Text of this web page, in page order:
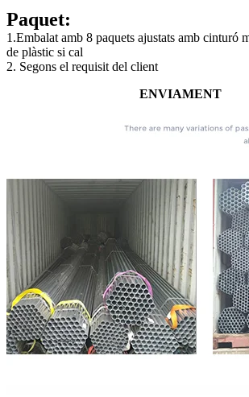
Paquet:
1.Embalat amb 8 paquets ajustats amb cinturó
de plàstic si cal
2. Segons el requisit del client
ENVIAMENT